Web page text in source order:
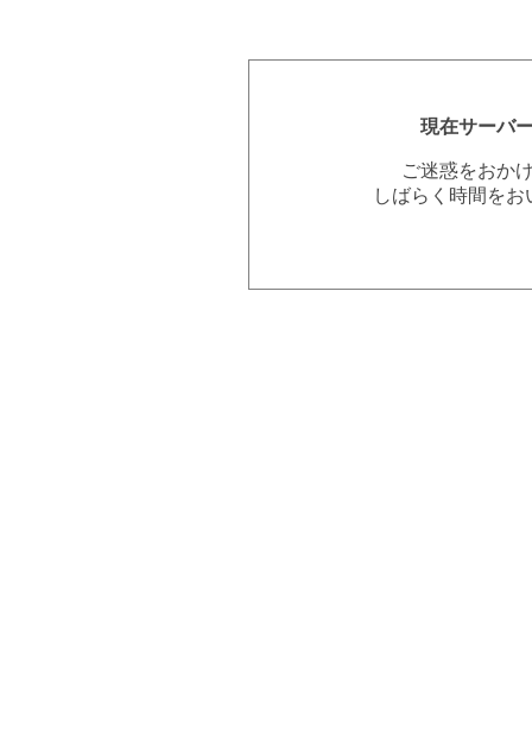
現在サーバ
ご迷惑をおか
しばらく時間を